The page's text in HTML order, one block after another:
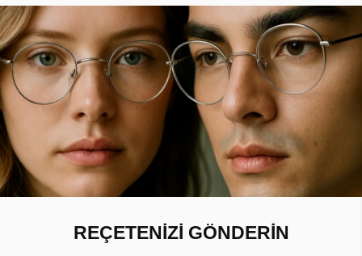
REÇETENİZİ GÖNDERİN